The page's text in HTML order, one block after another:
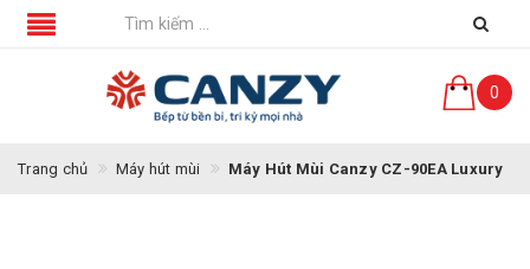
0
Trang chủ Máy hút mùi Máy Hút Mùi Canzy CZ-90EA Luxury